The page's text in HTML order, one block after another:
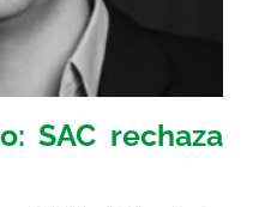
SAC rechaza